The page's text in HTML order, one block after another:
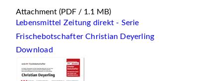
Attachment (PDF / 1.1 MB)
Lebensmittel Zeitung direkt - Serie
Frischebotschafter Christian Deyerling
Download